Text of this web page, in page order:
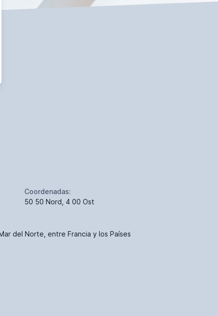
Coordenadas:
50 50 Nord, 4 00 Ost
del Norte, entre Francia y los Países